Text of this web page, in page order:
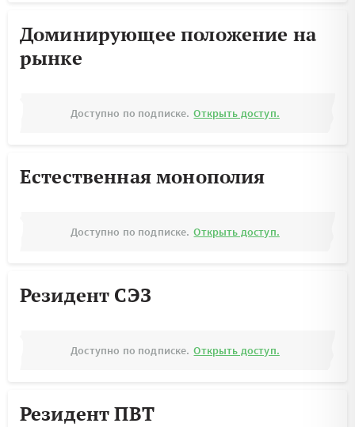
Доминирующее положение на
рынке
Доступно по подписке. Открыть доступ.
Естественная монополия
Доступно по подписке. Открыть доступ.
Резидент СЭЗ
Доступно по подписке. Открыть доступ.
Резидент ПВТ